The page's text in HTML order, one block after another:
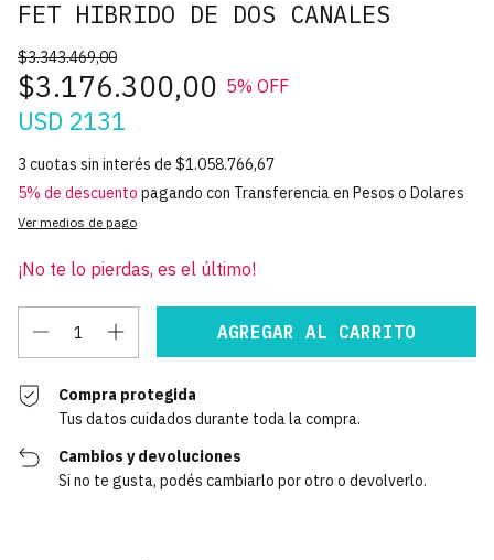
FET HIBRIDO DE DOS CANALES
$3.343.469,00
$3.176.300,00 5% OFF
USD 2131
3 cuotas sin interés de $1.058.766,67
5% de descuento pagando con Transferencia en Pesos o Dolares
Ver medios de pago
¡No te lo pierdas, es el último!
Compra protegida
Tus datos cuidados durante toda la compra.
Cambios y devoluciones
Si no te gusta, podés cambiarlo por otro o devolverlo.